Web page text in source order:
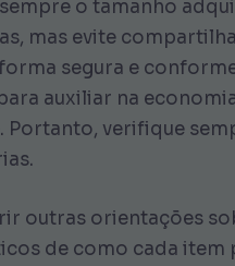
o tamanho
mas evite
segura e
auxiliar na
Portanto, verifique
outras orientações
de como cada